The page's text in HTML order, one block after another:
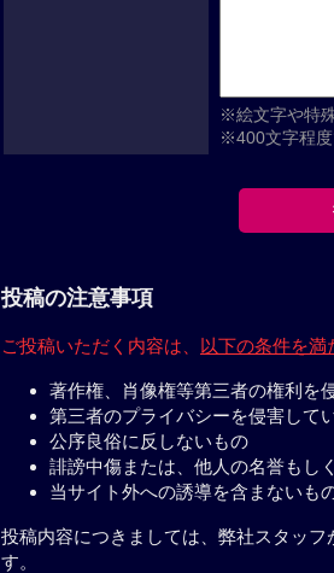
※絵文字や特
※400文字程度
投稿の注意事項
ご投稿いただく内容は、 以下の条件を満
著作権、肖像権等第三者の権利を
第三者のプライバシーを侵害して
公序良俗に反しないもの
誹謗中傷または、他人の名誉もし
当サイト外への誘導を含まないも
投稿内容につきましては、弊社スタッ
す。